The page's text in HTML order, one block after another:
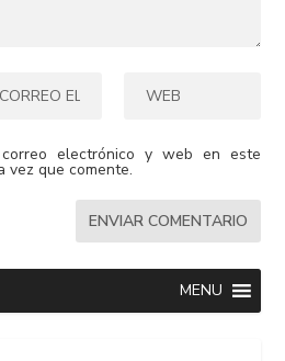
correo electrónico y web en este
vez que comente.
MENU